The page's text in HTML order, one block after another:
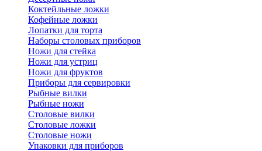
Коктейльные ложки
Кофейные ложки
Лопатки для торта
Наборы столовых приборов
Ножи для стейка
Ножи для устриц
Ножи для фруктов
Приборы для сервировки
Рыбные вилки
Рыбные ножи
Столовые вилки
Столовые ложки
Столовые ножи
Упаковки для приборов